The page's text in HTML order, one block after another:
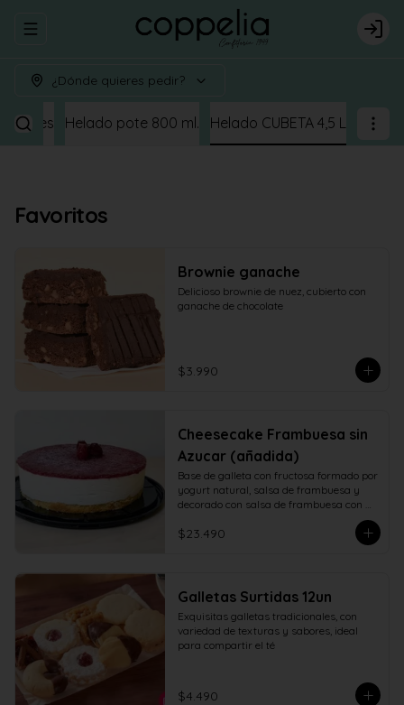
Abrir menu de navegación Login
¿Dónde quieres pedir?
Helado pote 800 ml. Helado CUBETA 4,5 L
Favoritos
Brownie ganache
Delicioso brownie de nuez, cubierto con
ganache de chocolate
$3.990
Cheesecake Frambuesa sin
Azucar (añadida)
Base de galleta con fructosa formado por
yogurt natural, salsa de frambuesa y
decorado con salsa de frambuesa con
$23.490
Galletas Surtidas 12un
Exquisitas galletas tradicionales, con
variedad de texturas y sabores, ideal
para compartir el té
$4.490